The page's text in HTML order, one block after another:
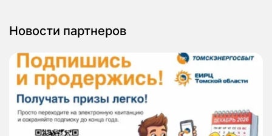
Новости партнеров